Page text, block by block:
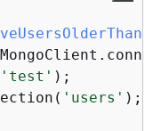
'test' );
'users' );